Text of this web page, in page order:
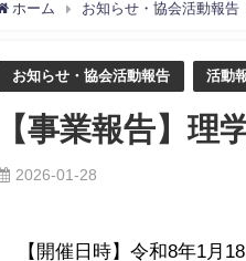
ホーム お知らせ・協会活動報告
お知らせ・協会活動報告 活動
【事業報告】理
2026-01-28
【開催日時】令和8年1月